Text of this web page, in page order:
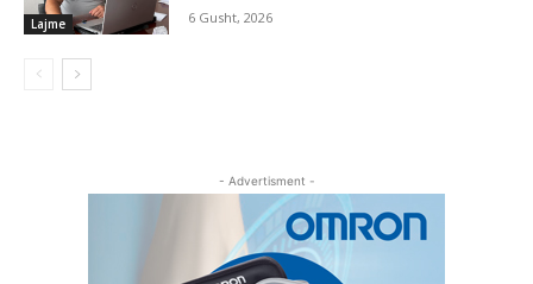
Lajme 6 Gusht, 2026
- Advertisment -